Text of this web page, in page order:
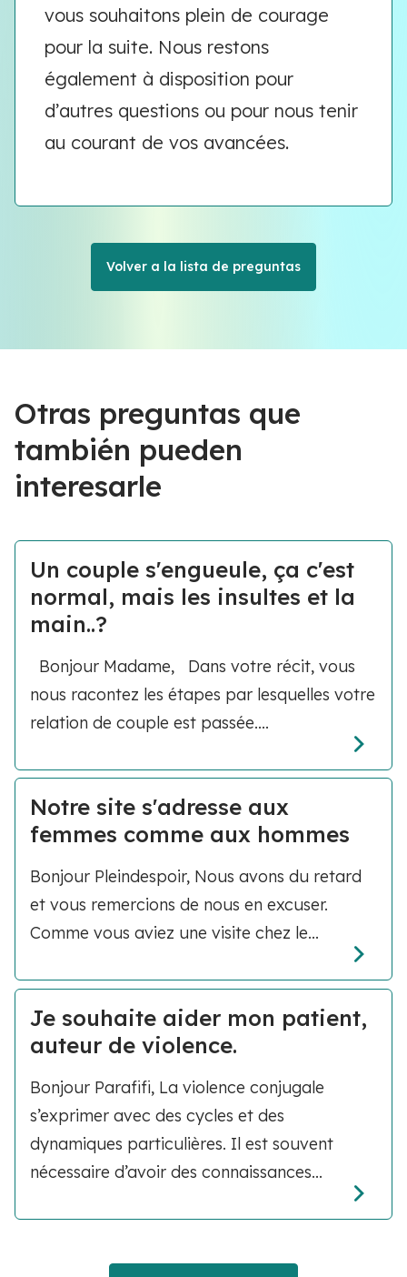
vous souhaitons plein de courage
pour la suite. Nous restons
également à disposition pour
d’autres questions ou pour nous tenir
au courant de vos avancées.
Volver a la lista de preguntas
Otras preguntas que
también pueden
interesarle
Un couple s'engueule, ça c'est
normal, mais les insultes et la
main..?
Bonjour Madame, Dans votre récit, vous
nous racontez les étapes par lesquelles votre
relation de couple est passée....
Notre site s'adresse aux
femmes comme aux hommes
Bonjour Pleindespoir, Nous avons du retard
et vous remercions de nous en excuser.
Comme vous aviez une visite chez le...
Je souhaite aider mon patient,
auteur de violence.
Bonjour Parafifi, La violence conjugale
s’exprimer avec des cycles et des
dynamiques particulières. Il est souvent
nécessaire d’avoir des connaissances...